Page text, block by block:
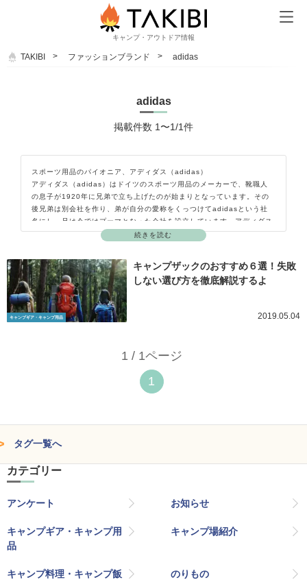
キャンプ・アウトドア情報
TAKIBI ファッションブランド adidas
adidas
掲載件数 1〜1/1件
続きを読む
スポーツ用品のパイオニア、アディダス（adidas）
アディダス（adidas）はドイツのスポーツ用品のメーカーで、靴職人
の息子が1920年に兄弟で立ち上げたのが始まりとなっています。その
後兄弟は別会社を作り、弟が自分の愛称をくっつけてadidasという社
名にし、兄は今ではプーマとなった会社を設立しています。アディダス
は、日本代表のユニフォーム等が有名ですがキャンプ用品も多く、通気
も人気があります。
キャンプギア・キャンプ用品
キャンプザックのおすすめ６選！失敗
しない選び方を徹底解説するよ
2019.05.04
1 / 1ページ
1
タグ一覧へ
カテゴリー
アンケート お知らせ
キャンプギア・キャンプ用
品
キャンプ場紹介
キャンプ料理・キャンプ飯 のりもの